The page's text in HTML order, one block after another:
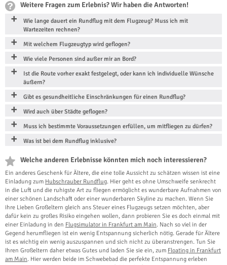
Weitere Fragen zum Erlebnis? Wir haben die Antworten!
Wie lange dauert ein Rundflug mit dem Flugzeug? Muss ich mit
Wartezeiten rechnen?
Mit welchem Flugzeugtyp wird geflogen?
Wie viele Personen sind außer mir an Bord?
Ist die Route vorher exakt festgelegt, oder kann ich individuelle Wünsche
äußern?
Gibt es gesundheitliche Einschränkungen für einen Rundflug?
Wird auch über Städte geflogen?
Muss ich bestimmte Voraussetzungen erfüllen, um mitfliegen zu dürfen?
Was ist bei dem Rundflug inklusive?
Welche anderen Erlebnisse könnten mich noch interessieren?
Ein anderes Geschenk für Ältere, die eine tolle Aussicht zu schätzen wissen ist eine
Einladung zum Hubschrauber Rundflug. Hier geht es ohne Umschweife senkrecht
in die Luft und die ruhigste Art zu fliegen ermöglicht es wunderbare Aufnahmen von
einer schönen Landschaft oder einer wunderbaren Skyline zu machen. Wenn Sie
ihre Lieben Großeltern gleich ans Steuer eines Flugzeugs setzen möchten, aber
dafür kein zu großes Risiko eingehen wollen, dann probieren Sie es doch einmal mit
einer Einladung in den Flugsimulator in Frankfurt am Main. Nach so viel in der
Gegend herumfliegen ist ein wenig Entspannung sicherlich nötig. Gerade für Ältere
ist es wichtig ein wenig auszuspannen und sich nicht zu überanstrengen. Tun Sie
Ihren Großeltern daher etwas Gutes und laden Sie sie ein, zum Floating in Frankfurt
am Main. Hier werden beide im Schwebebad die perfekte Entspannung erleben